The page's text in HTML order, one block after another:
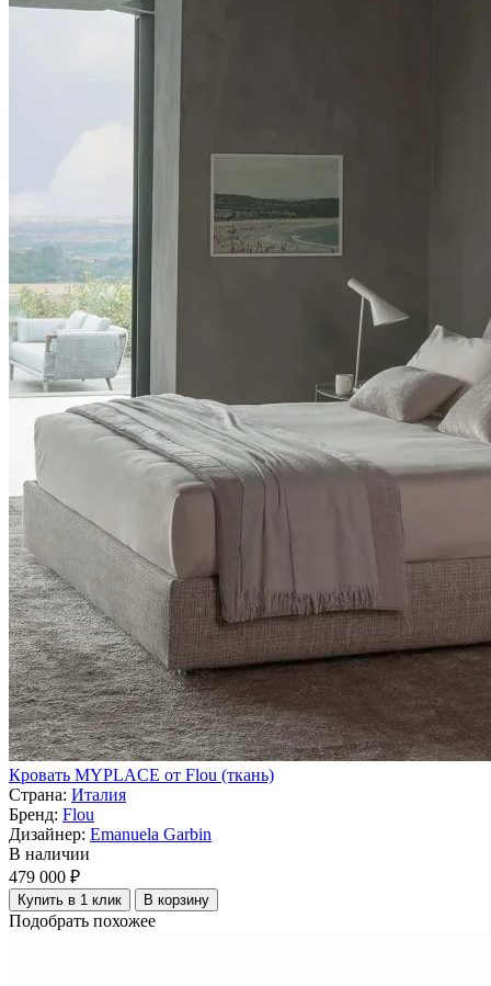
Кровать MYPLACE от Flou (ткань)
Страна: Италия
Бренд: Flou
Дизайнер: Emanuela Garbin
В наличии
479 000 ₽
Купить в 1 клик В корзину
Подобрать похожее